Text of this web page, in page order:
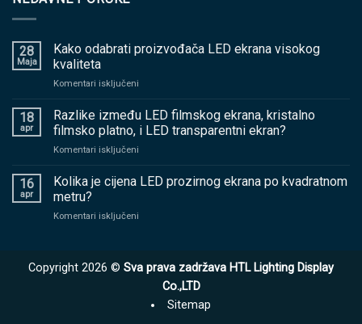
28
Maja
Kako odabrati proizvođača LED ekrana visokog
kvaliteta
Komentari isključeni
odabrati
proizvođača
LED
kvaliteta
18
apr
Razlike između LED filmskog ekrana, kristalno
filmsko platno, i LED transparentni ekran?
Komentari isključeni
između
i
transparentni
16
apr
Kolika je cijena LED prozirnog ekrana po kvadratnom
metru?
Komentari isključeni
LED
prozirnog
Copyright 2026 © Sva prava zadržava HTL Lighting Display
Co.,LTD
Sitemap